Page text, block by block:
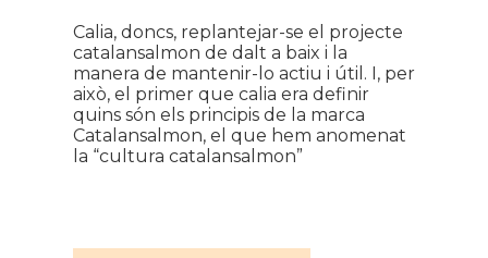
Calia, doncs, replantejar-se el projecte
catalansalmon de dalt a baix i la
manera de mantenir-lo actiu i útil. I, per
això, el primer que calia era definir
quins són els principis de la marca
Catalansalmon, el que hem anomenat
la “cultura catalansalmon”